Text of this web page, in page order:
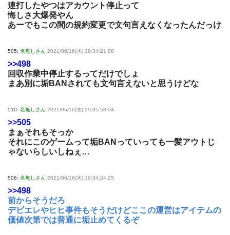
連打したやつはアカウント停止って
悔しさ大爆発やん
あーでもこの間の規約変更で文句言えなくなったんだっけ
505: 名無しさん 2021/06/16(水) 19:34:21.88
>>498
回収作業中停止するってだけでしょ
まあ別に垢BANされても文句言えないと思うけどな
510: 名無しさん 2021/06/16(水) 19:35:58.94
>>505
まぁそれもそっか
それにこのゲームって垢BANっていっても一髪アウトじ
ゃないらしいしねぇ…
506: 名無しさん 2021/06/16(水) 19:34:24.25
>>498
前からそうだろ
デビエレやヒヒ事件もそうだけどここの運営はアイテムの
価値次第では普通に垢止めてくるぞ